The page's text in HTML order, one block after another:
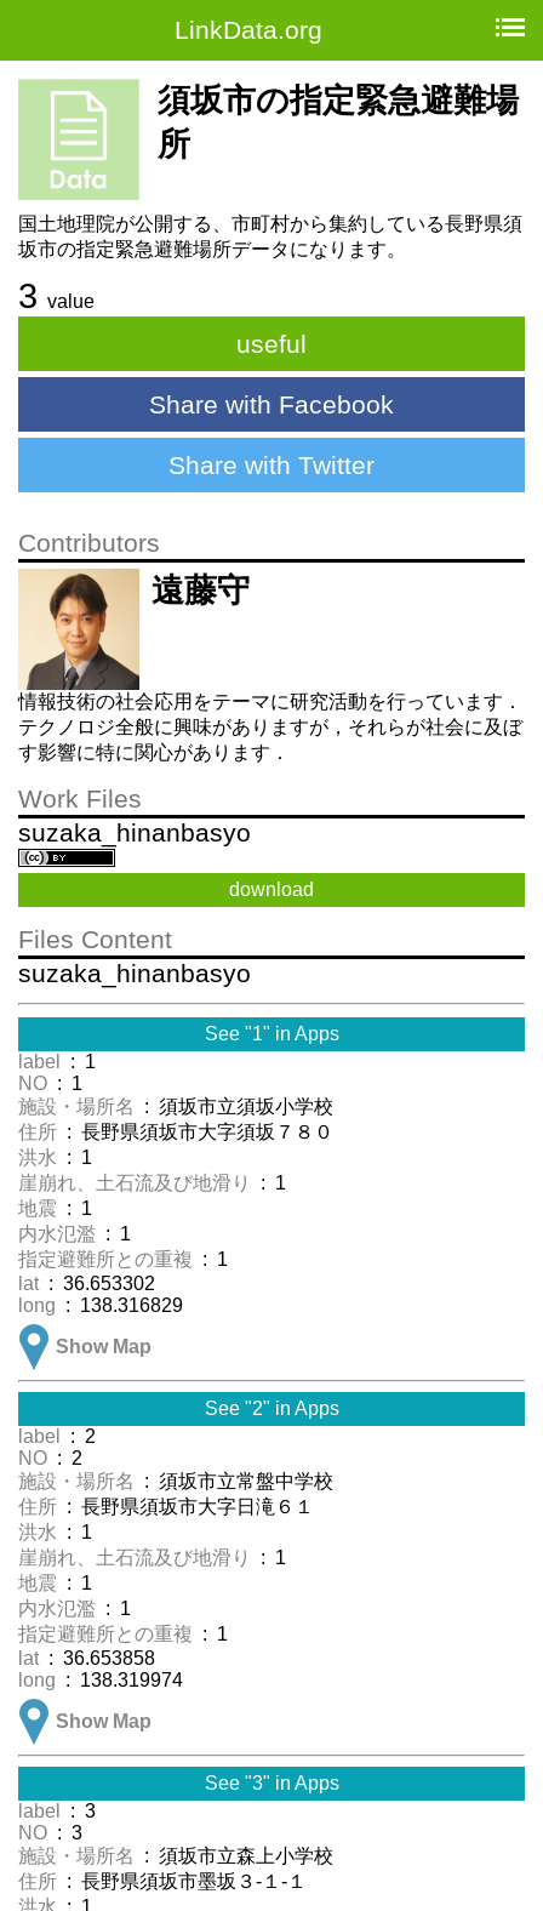
LinkData.org
須坂市の指定緊急避難場
所
国土地理院が公開する、市町村から集約している長野県須
坂市の指定緊急避難場所データになります。
3 value
useful
Share with Facebook
Share with Twitter
Contributors
遠藤守
情報技術の社会応用をテーマに研究活動を行っています．
テクノロジ全般に興味がありますが，それらが社会に及ぼ
す影響に特に関心があります．
Work Files
suzaka_hinanbasyo
download
Files Content
suzaka_hinanbasyo
See "1" in Apps
label
: 1
NO : 1
施設・場所名
: 須坂市立須坂小学校
住所 : 長野県須坂市大字須坂７８０
洪水
: 1
崖崩れ、土石流及び地滑り
: 1
地震 : 1
内水氾濫 : 1
指定避難所との重複 : 1
lat : 36.653302
long : 138.316829
Show Map
See "2" in Apps
label
: 2
NO : 2
施設・場所名
: 須坂市立常盤中学校
住所 : 長野県須坂市大字日滝６１
洪水
: 1
崖崩れ、土石流及び地滑り
: 1
地震 : 1
内水氾濫 : 1
指定避難所との重複 : 1
lat : 36.653858
long : 138.319974
Show Map
See "3" in Apps
label
: 3
NO : 3
施設・場所名
: 須坂市立森上小学校
住所 : 長野県須坂市墨坂３-１-１